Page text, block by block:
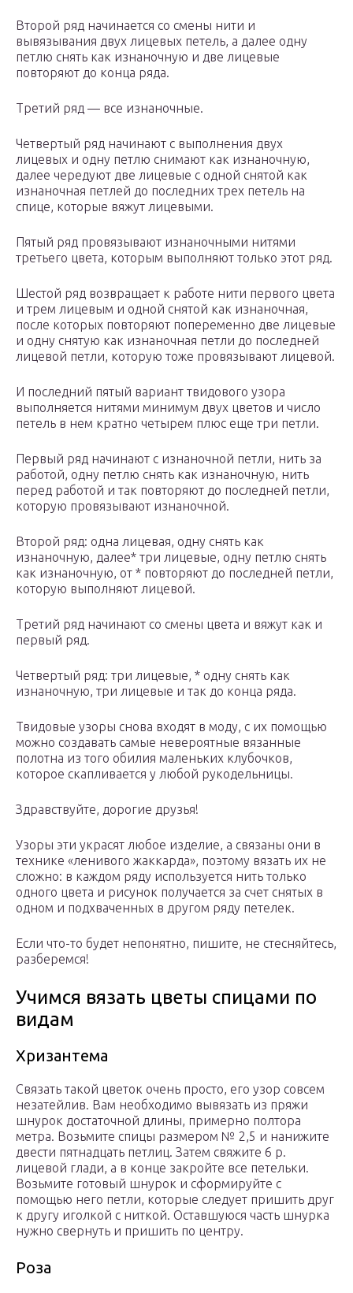
Второй ряд начинается со смены нити и
вывязывания двух лицевых петель, а далее одну
петлю снять как изнаночную и две лицевые
повторяют до конца ряда.
Третий ряд — все изнаночные.
Четвертый ряд начинают с выполнения двух
лицевых и одну петлю снимают как изнаночную,
далее чередуют две лицевые с одной снятой как
изнаночная петлей до последних трех петель на
спице, которые вяжут лицевыми.
Пятый ряд провязывают изнаночными нитями
третьего цвета, которым выполняют только этот ряд.
Шестой ряд возвращает к работе нити первого цвета
и трем лицевым и одной снятой как изнаночная,
после которых повторяют попеременно две лицевые
и одну снятую как изнаночная петли до последней
лицевой петли, которую тоже провязывают лицевой.
И последний пятый вариант твидового узора
выполняется нитями минимум двух цветов и число
петель в нем кратно четырем плюс еще три петли.
Первый ряд начинают с изнаночной петли, нить за
работой, одну петлю снять как изнаночную, нить
перед работой и так повторяют до последней петли,
которую провязывают изнаночной.
Второй ряд: одна лицевая, одну снять как
изнаночную, далее* три лицевые, одну петлю снять
как изнаночную, от * повторяют до последней петли,
которую выполняют лицевой.
Третий ряд начинают со смены цвета и вяжут как и
первый ряд.
Четвертый ряд: три лицевые, * одну снять как
изнаночную, три лицевые и так до конца ряда.
Твидовые узоры снова входят в моду, с их помощью
можно создавать самые невероятные вязанные
полотна из того обилия маленьких клубочков,
которое скапливается у любой рукодельницы.
Здравствуйте, дорогие друзья!
Узоры эти украсят любое изделие, а связаны они в
технике «ленивого жаккарда», поэтому вязать их не
сложно: в каждом ряду используется нить только
одного цвета и рисунок получается за счет снятых в
одном и подхваченных в другом ряду петелек.
Если что-то будет непонятно, пишите, не стесняйтесь,
разберемся!
Учимся вязать цветы спицами по
видам
Хризантема
Связать такой цветок очень просто, его узор совсем
незатейлив. Вам необходимо вывязать из пряжи
шнурок достаточной длины, примерно полтора
метра. Возьмите спицы размером № 2,5 и нанижите
двести пятнадцать петлиц. Затем свяжите 6 р.
лицевой глади, а в конце закройте все петельки.
Возьмите готовый шнурок и сформируйте с
помощью него петли, которые следует пришить друг
к другу иголкой с ниткой. Оставшуюся часть шнурка
нужно свернуть и пришить по центру.
Роза